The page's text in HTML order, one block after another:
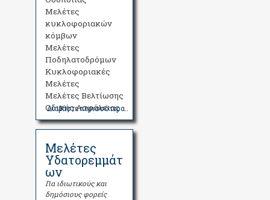
Μελέτες
κυκλοφοριακών
κόμβων
Μελέτες
Ποδηλατοδρόμων
Κυκλοφοριακές
Μελέτες
Μελέτες Βελτίωσης
Οδικής Ασφάλειας
Διαβάστε περισσότερα..
Μελέτες
Υδατορεμμάτ
ων
Για ιδιωτικούς και
δημόσιους φορείς